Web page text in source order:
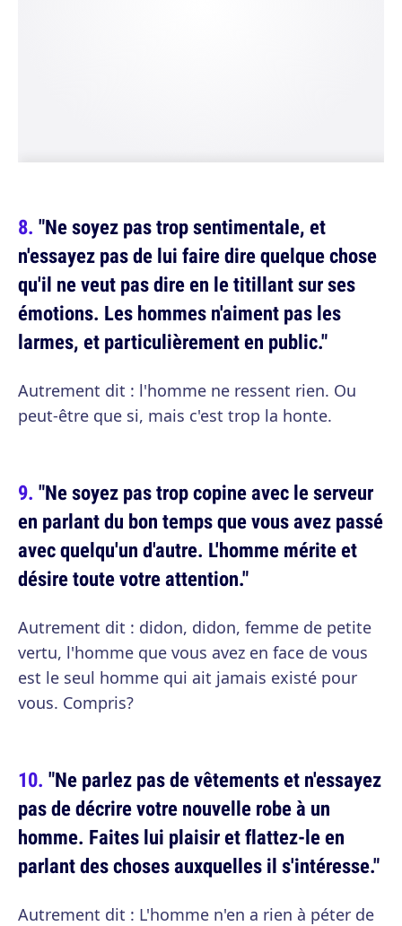
"Ne soyez pas trop sentimentale, et
n'essayez pas de lui faire dire quelque chose
qu'il ne veut pas dire en le titillant sur ses
émotions. Les hommes n'aiment pas les
larmes, et particulièrement en public."
Autrement dit : l'homme ne ressent rien. Ou
peut-être que si, mais c'est trop la honte.
"Ne soyez pas trop copine avec le serveur
en parlant du bon temps que vous avez passé
avec quelqu'un d'autre. L'homme mérite et
désire toute votre attention."
Autrement dit : didon, didon, femme de petite
vertu, l'homme que vous avez en face de vous
est le seul homme qui ait jamais existé pour
vous. Compris?
"Ne parlez pas de vêtements et n'essayez
pas de décrire votre nouvelle robe à un
homme. Faites lui plaisir et flattez-le en
parlant des choses auxquelles il s'intéresse."
Autrement dit : L'homme n'en a rien à péter de